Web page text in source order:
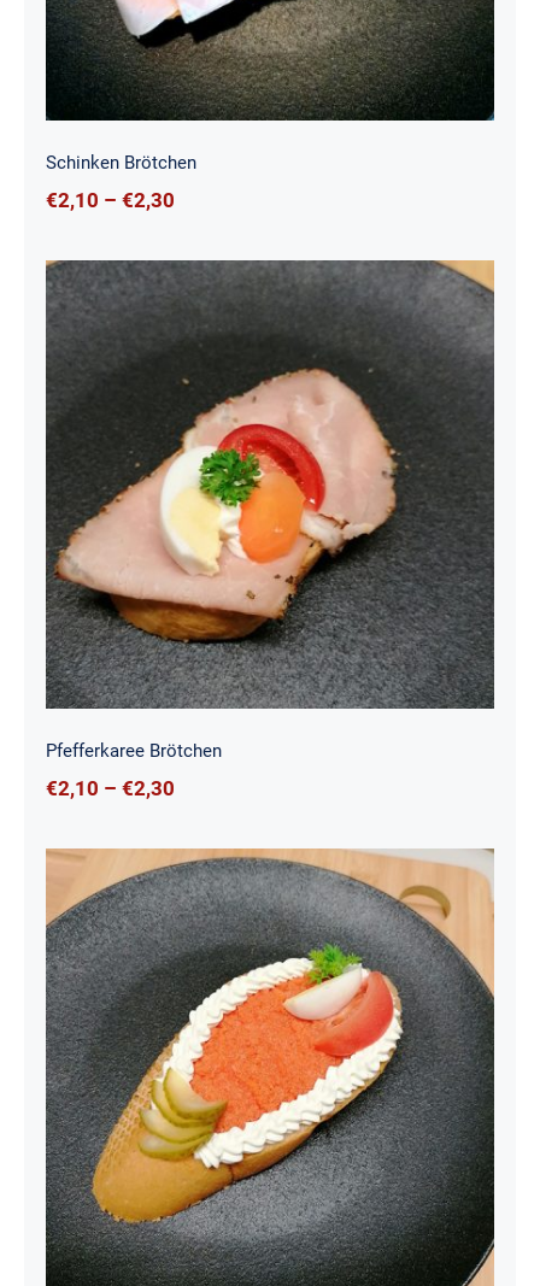
Schinken Brötchen
€2,10 – €2,30
Pfefferkaree Brötchen
Pfefferkaree Brötchen
€2,10 – €2,30
Lachsersatz Brötchen